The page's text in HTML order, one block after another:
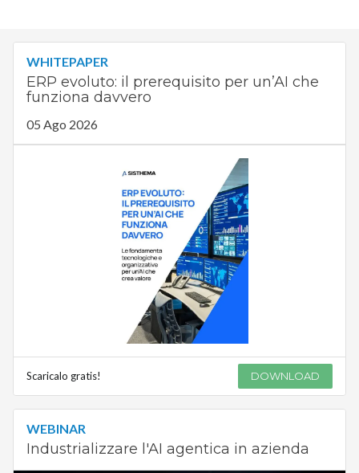
WHITEPAPER
ERP evoluto: il prerequisito per un’AI che
funziona davvero
05 Ago 2026
Scaricalo gratis! DOWNLOAD
WEBINAR
Industrializzare l'AI agentica in azienda